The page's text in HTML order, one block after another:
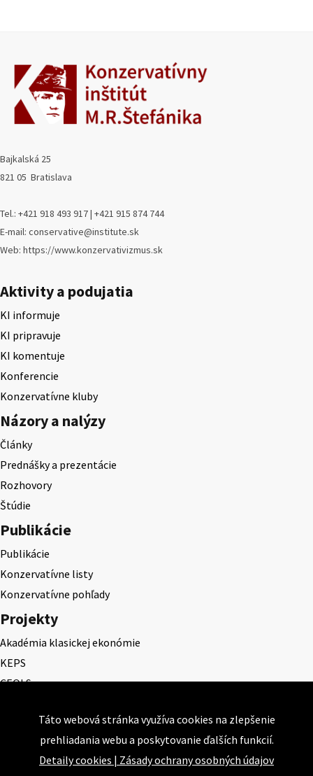
Bajkalská 25
821 05 Bratislava
Tel.: +421 918 493 917 | +421 915 874 744
E-mail: conservative@institute.sk
Web: https://www.konzervativizmus.sk
Aktivity a podujatia
KI informuje
KI pripravuje
KI komentuje
Konferencie
Konzervatívne kluby
Názory a nalýzy
Články
Prednášky a prezentácie
Rozhovory
Štúdie
Publikácie
Publikácie
Konzervatívne listy
Konzervatívne pohľady
Projekty
Akadémia klasickej ekonómie
KEPS
CEQLS
Cena Ernesta Valka
Študentská esej
Deň daňového odbremenenia
Táto webová stránka využíva cookies na zlepšenie
prehliadania webu a poskytovanie ďalších funkcií.
Detaily cookies | Zásady ochrany osobných údajov